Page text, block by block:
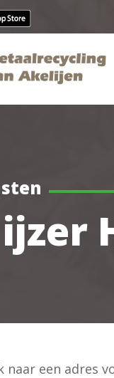
naar een adres